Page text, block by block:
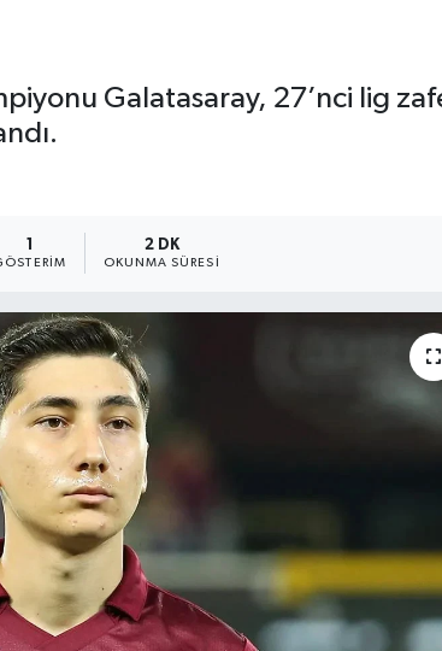
Galatasaray, 27’nci lig
1 2 DK
OKUNMA SÜRESI